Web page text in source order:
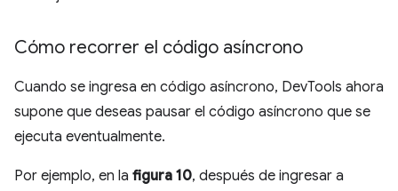
Cómo recorrer el código asíncrono
Cuando se ingresa en código asíncrono, DevTools ahora
supone que deseas pausar el código asíncrono que se
ejecuta eventualmente.
Por ejemplo, en la figura 10, después de ingresar a